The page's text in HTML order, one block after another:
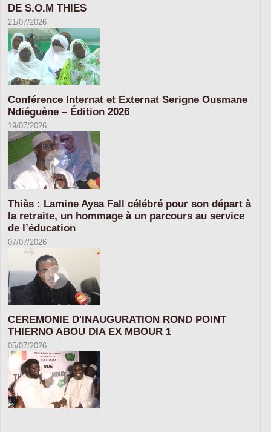
DE S.O.M THIES
21/07/2026
Conférence Internat et Externat Serigne Ousmane
Ndiéguène – Édition 2026
19/07/2026
Thiès : Lamine Aysa Fall célébré pour son départ à
la retraite, un hommage à un parcours au service
de l’éducation
07/07/2026
CEREMONIE D'INAUGURATION ROND POINT
THIERNO ABOU DIA EX MBOUR 1
05/07/2026